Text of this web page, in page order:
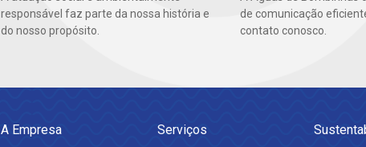
responsável faz parte da nossa história e
do nosso propósito.
de comunicação
contato conosco.
A Empresa Serviços